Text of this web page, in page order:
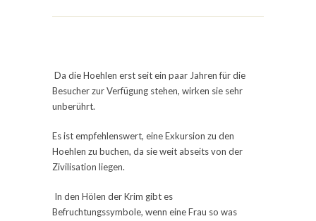
Da die Hoehlen erst seit ein paar Jahren für die
Besucher zur Verfügung stehen, wirken sie sehr
unberührt.
Es ist empfehlenswert, eine Exkursion zu den
Hoehlen zu buchen, da sie weit abseits von der
Zivilisation liegen.
In den Hölen der Krim gibt es
Befruchtungssymbole, wenn eine Frau so was